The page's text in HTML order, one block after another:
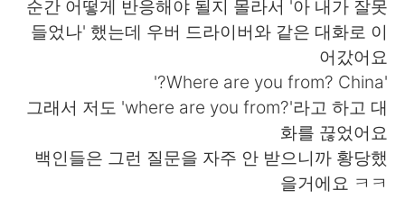
순간 어떻게 반응해야 될지 몰라서 '아 내가 잘못
들었나' 했는데 우버 드라이버와 같은 대화로 이
어갔어요
'Where are you from? China?'
그래서 저도 'where are you from?'라고 하고 대
화를 끊었어요
백인들은 그런 질문을 자주 안 받으니까 황당했
을거에요 ㅋㅋ